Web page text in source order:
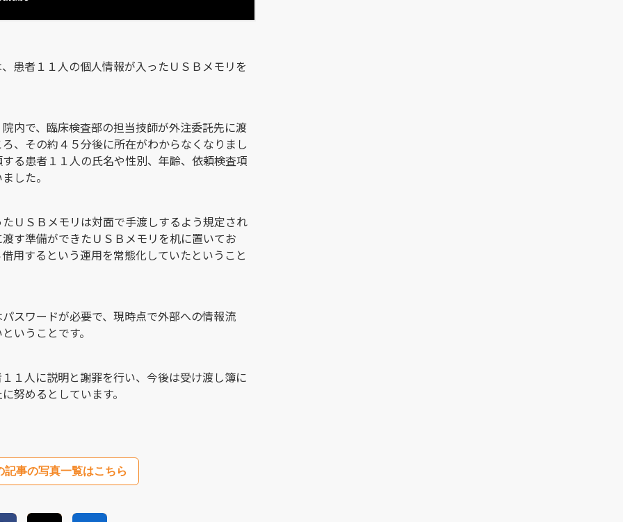
患者１１人の個人情報が入ったＵＳＢメモリを
内で、臨床検査部の担当技師が外注委託先に渡
、その約４５分後に所在がわからなくなりまし
る患者１１人の氏名や性別、年齢、依頼検査項
した。
ＵＳＢメモリは対面で手渡しするよう規定され
す準備ができたＵＳＢメモリを机に置いてお
用するという運用を常態化していたということ
スワードが必要で、現時点で外部への情報流
いうことです。
１人に説明と謝罪を行い、今後は受け渡し簿に
努めるとしています。
記事の写真一覧はこちら